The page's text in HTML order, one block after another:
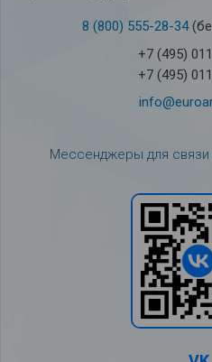
8 (800) 555-28-34
+7 (495)
+7 (495)
Мессенджеры для связи